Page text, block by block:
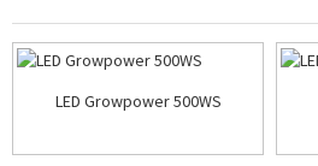
LED Growpower 500WS